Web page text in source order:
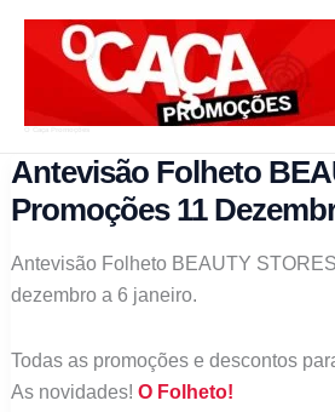
Antevisão Folheto
Promoções 11
Antevisão Folheto BEAUTY
dezembro a 6 janeiro.
Todas as promoções e descontos
As novidades! O Folheto!